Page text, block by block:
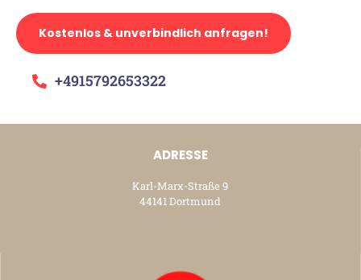
Kostenlos & unverbindlich anfragen!
+4915792653322
ADRESSE
Karl-Marx-Straße 9
44141 Dortmund